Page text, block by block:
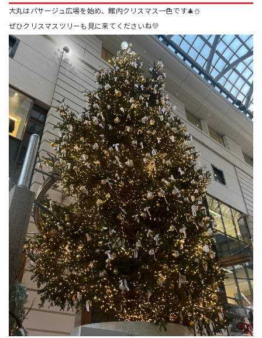
大丸はパサージュ広場を始め、館内クリスマス一色です🎄⛄
ぜひクリスマスツリーも見に来てくださいね💛